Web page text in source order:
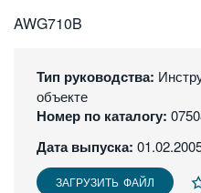
AWG710B
Тип руководства:
объекте
Номер по каталогу:
Дата выпуска:
ЗАГРУЗИТЬ ФАЙЛ